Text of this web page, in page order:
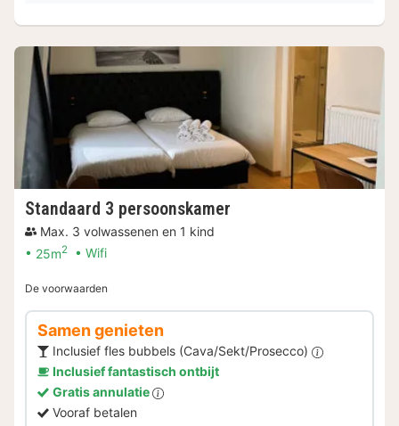
Standaard 3 persoonskamer
Max. 3 volwassenen en 1 kind
25m2 Wifi
De voorwaarden
Samen genieten
Inclusief fles bubbels (Cava/Sekt/Prosecco)
Inclusief fantastisch ontbijt
Gratis annulatie
Vooraf betalen